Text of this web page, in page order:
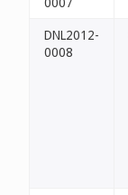
DNL2012-
0008